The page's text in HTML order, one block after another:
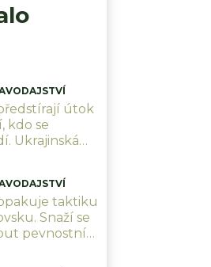
útok
kdo se
Ukrajinská
taktiku
taktiku
Snaží se
pevnostní